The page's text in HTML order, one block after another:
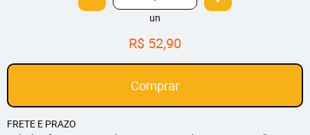
un
R$ 52,90
Comprar
FRETE E PRAZO